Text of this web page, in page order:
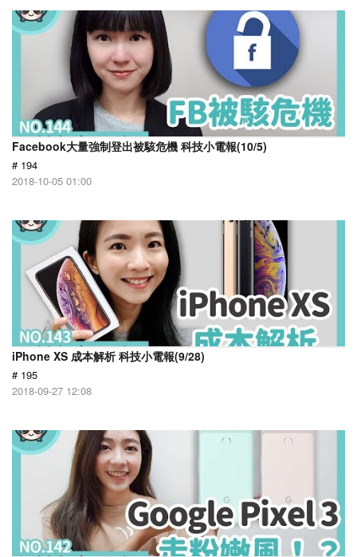
Facebook大量強制登出被駭危機 科技小電報(10/5)
# 194
2018-10-05 01:00
iPhone XS 成本解析 科技小電報(9/28)
# 195
2018-09-27 12:08